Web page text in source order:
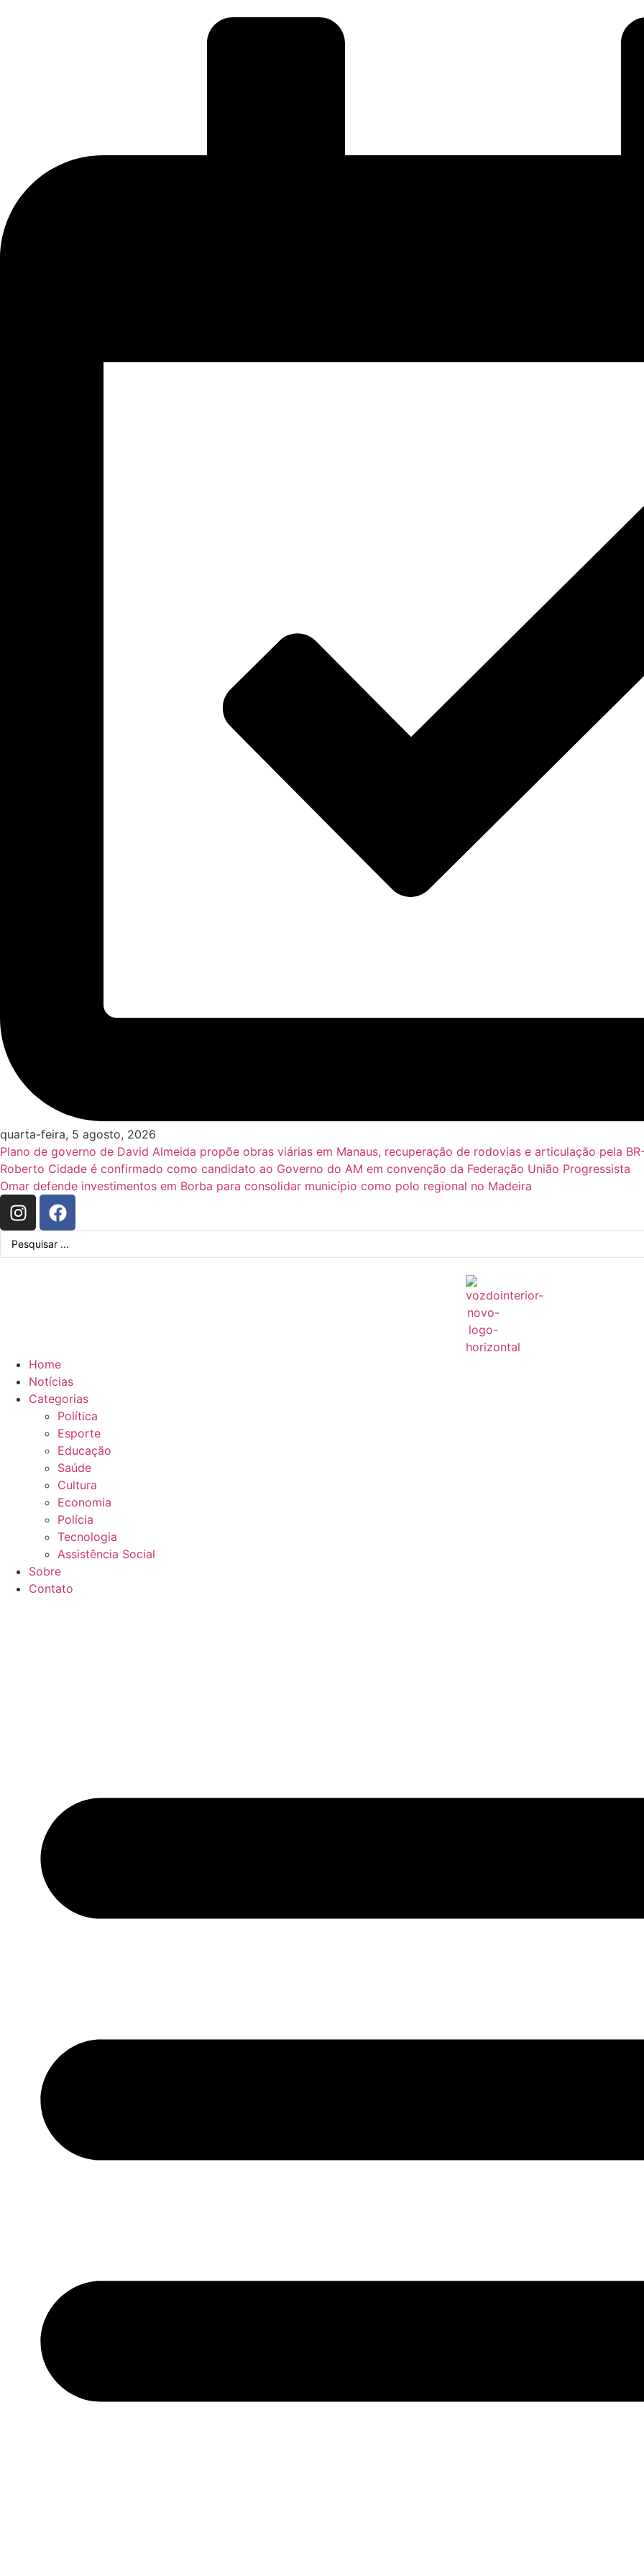
quarta-feira, 5 agosto, 2026
Plano de governo de David Almeida propõe obras viárias em Manaus, recuperação de rodovias e articulação pela
Roberto Cidade é confirmado como candidato ao Governo do AM em convenção da Federação União Progressista
Omar defende investimentos em Borba para consolidar município como polo regional no Madeira
Home
Notícias
Categorias
Política
Esporte
Educação
Saúde
Cultura
Economia
Polícia
Tecnologia
Assistência Social
Sobre
Contato